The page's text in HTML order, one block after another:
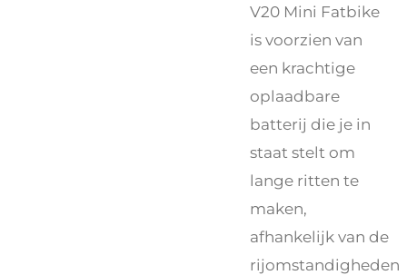
V20 Mini Fatbike
is voorzien van
een krachtige
oplaadbare
batterij die je in
staat stelt om
lange ritten te
maken,
afhankelijk van de
rijomstandigheden